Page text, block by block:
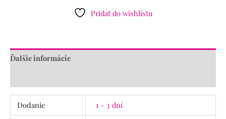
Pridať do wishlistu
Ďalšie informácie
Dodanie
1 – 3 dní